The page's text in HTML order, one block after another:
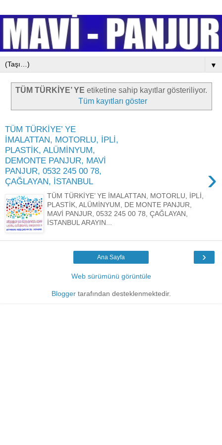
▼
TÜM TÜRKİYE’ YE etiketine sahip kayıtlar gösteriliyor.
Tüm kayıtları göster
TÜM TÜRKİYE’ YE
İMALATTAN, MOTORLU, İPLİ,
PLASTİK, ALÜMİNYUM,
DEMONTE PANJUR, MAVİ
PANJUR, 0532 245 00 78,
ÇAĞLAYAN, İSTANBUL
›
TÜM TÜRKİYE’ YE İMALATTAN, MOTORLU, İPLİ,
PLASTİK, ALÜMİNYUM, DE MONTE PANJUR,
MAVİ PANJUR, 0532 245 00 78, ÇAĞLAYAN,
İSTANBUL ARAYIN...
›
Ana Sayfa
Web sürümünü görüntüle
Bloggertarafından desteklenmektedir.